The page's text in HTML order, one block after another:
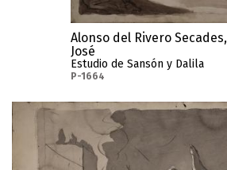
Alonso del Rivero Secades,
José
Estudio de Sansón y Dalila
P-1664